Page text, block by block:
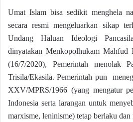
Umat Islam bisa sedikit menghela
secara resmi mengeluarkan sikap
Undang Haluan Ideologi
dinyatakan Menkopolhukam
(16/7/2020), Pemerintah menolak
Trisila/Ekasila. Pemerintah pun
XXV/MPRS/1966 (yang mengatur
Indonesia serta larangan untuk
marxisme, leninisme) tetap berlaku dan